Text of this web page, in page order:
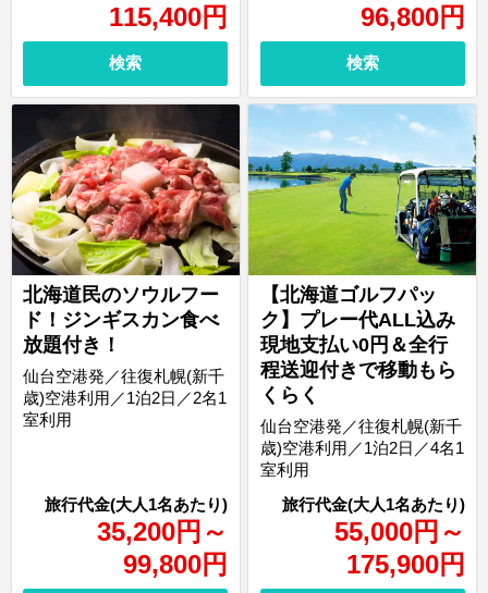
115,400円
検索
96,800円
検索
北海道民のソウルフー
ド！ジンギスカン食べ
放題付き！
35,200円 ～
99,800円
仙台空港発／往復札幌(新千
歳)空港利用／1泊2日／2名1
室利用
【北海道ゴルフパッ
ク】プレー代ALL込み
現地支払い0円＆全行
程送迎付きで移動もら
くらく
55,000円 ～
175,900円
仙台空港発／往復札幌(新千
歳)空港利用／1泊2日／4名1
室利用